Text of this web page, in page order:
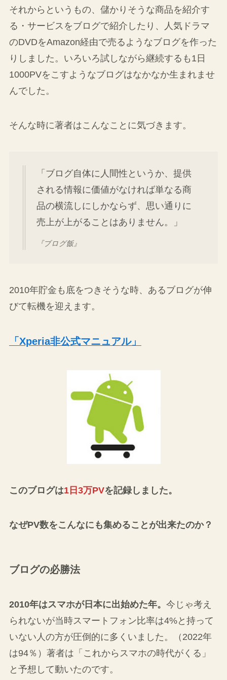
それからというもの、儲かりそうな商品を紹介す
る・サービスをブログで紹介したり、人気ドラマ
のDVDをAmazon経由で売るようなブログを作った
りしました。いろいろ試しながら継続するも1日
1000PVをこすようなブログはなかなか生まれませ
んでした。
そんな時に著者はこんなことに気づきます。
「ブログ自体に人間性というか、提供
される情報に価値がなければ単なる商
品の横流しにしかならず、思い通りに
売上が上がることはありません。」
『ブログ飯』
2010年貯金も底をつきそうな時、あるブログが伸
びて転機を迎えます。
「Xperia非公式マニュアル」
このブログは1日3万PVを記録しました。
なぜPV数をこんなにも集めることが出来たのか？
ブログの必勝法
2010年はスマホが日本に出始めた年。 今じゃ考え
られないが当時スマートフォン比率は4%と持って
いない人の方が圧倒的に多くいました。（2022年
は94％）著者は「これからスマホの時代がくる」
と予想して動いたのです。